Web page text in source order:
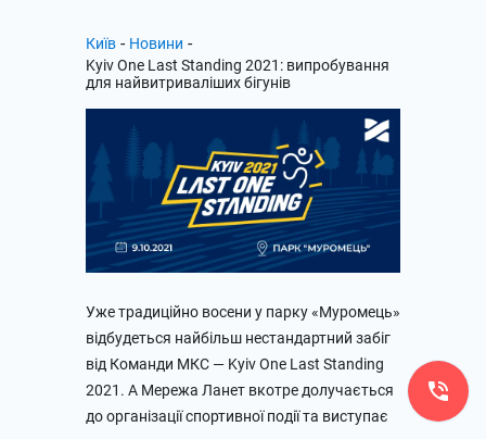
Київ - Новини -
Kyiv One Last Standing 2021: випробування
для найвитриваліших бігунів
Уже традиційно восени у парку «Муромець»
відбудеться найбільш нестандартний забіг
від Команди МКС — Kyiv One Last Standing
2021. А Мережа Ланет вкотре долучається
до організації спортивної події та виступає